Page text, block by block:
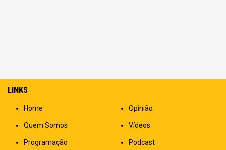
LINKS
Home
Quem Somos
Programação
Opinião
Vídeos
Podcast